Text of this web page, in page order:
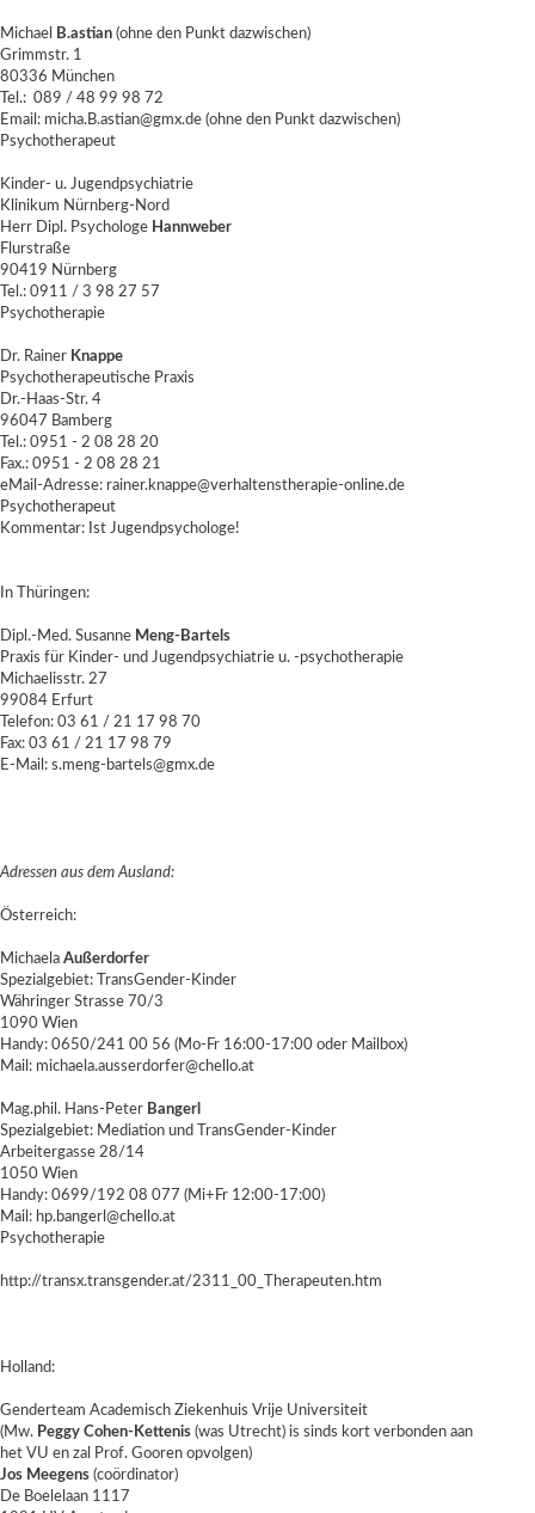
Michael B.astian (ohne den Punkt dazwischen)
Grimmstr. 1
80336 München
Tel.: 089 / 48 99 98 72
Email: micha.B.astian@gmx.de (ohne den Punkt dazwischen)
Psychotherapeut
Kinder- u. Jugendpsychiatrie
Klinikum Nürnberg-Nord
Herr Dipl. Psychologe Hannweber
Flurstraße
90419 Nürnberg
Tel.: 0911 / 3 98 27 57
Psychotherapie
Dr. Rainer Knappe
Psychotherapeutische Praxis
Dr.-Haas-Str. 4
96047 Bamberg
Tel.: 0951 - 2 08 28 20
Fax.: 0951 - 2 08 28 21
eMail-Adresse: rainer.knappe@verhaltenstherapie-online.de
Psychotherapeut
Kommentar: Ist Jugendpsychologe!
In Thüringen:
Dipl.-Med. Susanne Meng-Bartels
Praxis für Kinder- und Jugendpsychiatrie u. -psychotherapie
Michaelisstr. 27
99084 Erfurt
Telefon: 03 61 / 21 17 98 70
Fax: 03 61 / 21 17 98 79
E-Mail: s.meng-bartels@gmx.de
Adressen aus dem Ausland:
Österreich:
Michaela Außerdorfer
Spezialgebiet: TransGender-Kinder
Währinger Strasse 70/3
1090 Wien
Handy: 0650/241 00 56 (Mo-Fr 16:00-17:00 oder Mailbox)
Mail: michaela.ausserdorfer@chello.at
Mag.phil. Hans-Peter Bangerl
Spezialgebiet: Mediation und TransGender-Kinder
Arbeitergasse 28/14
1050 Wien
Handy: 0699/192 08 077 (Mi+Fr 12:00-17:00)
Mail: hp.bangerl@chello.at
Psychotherapie
http://transx.transgender.at/2311_00_Therapeuten.htm
Holland:
Genderteam Academisch Ziekenhuis Vrije Universiteit
(Mw. Peggy Cohen-Kettenis (was Utrecht) is sinds kort verbonden aan
het VU en zal Prof. Gooren opvolgen)
Jos Meegens (coördinator)
De Boelelaan 1117